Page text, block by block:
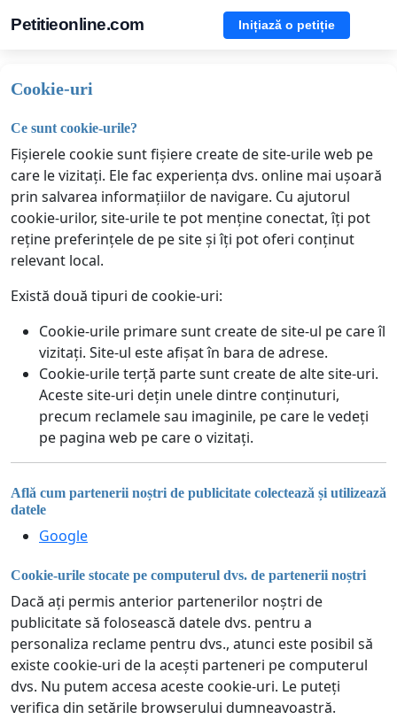
Petitieonline.com Inițiază o petiție
Cookie-uri
Ce sunt cookie-urile?
Fișierele cookie sunt fișiere create de site-urile web pe
care le vizitați. Ele fac experiența dvs. online mai ușoară
prin salvarea informațiilor de navigare. Cu ajutorul
cookie-urilor, site-urile te pot menține conectat, îți pot
reține preferințele de pe site și îți pot oferi conținut
relevant local.
Există două tipuri de cookie-uri:
Cookie-urile primare sunt create de site-ul pe care îl
vizitați. Site-ul este afișat în bara de adrese.
Cookie-urile terță parte sunt create de alte site-uri.
Aceste site-uri dețin unele dintre conținuturi,
precum reclamele sau imaginile, pe care le vedeți
pe pagina web pe care o vizitați.
Află cum partenerii noștri de publicitate colectează și utilizează
datele
Google
Cookie-urile stocate pe computerul dvs. de partenerii noștri
Dacă ați permis anterior partenerilor noștri de
publicitate să folosească datele dvs. pentru a
personaliza reclame pentru dvs., atunci este posibil să
existe cookie-uri de la acești parteneri pe computerul
dvs. Nu putem accesa aceste cookie-uri. Le puteți
verifica din setările browserului dumneavoastră.